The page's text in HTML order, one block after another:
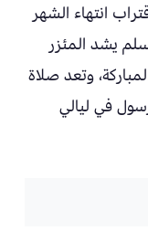
انتهاء الشهر
يشد المئزر
وتعد صلاة
في ليالي